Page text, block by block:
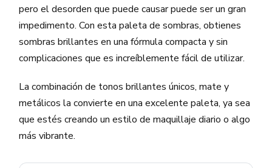
pero el desorden que puede causar puede ser un gran
impedimento. Con esta paleta de sombras, obtienes
sombras brillantes en una fórmula compacta y sin
complicaciones que es increíblemente fácil de utilizar.
La combinación de tonos brillantes únicos, mate y
metálicos la convierte en una excelente paleta, ya sea
que estés creando un estilo de maquillaje diario o algo
más vibrante.